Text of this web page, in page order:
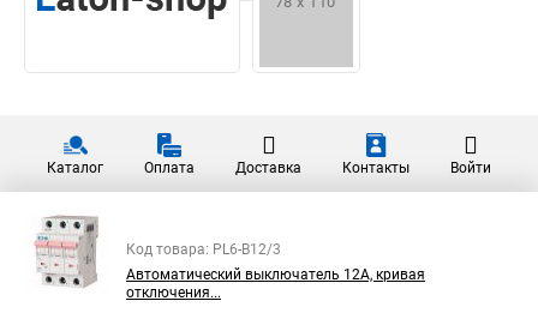
Каталог Оплата Доставка Контакты Войти
Код товара: PL6-B12/3
Автоматический выключатель 12А, кривая
отключения...